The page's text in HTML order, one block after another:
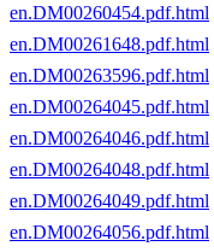
en.DM00260454.pdf.html
en.DM00261648.pdf.html
en.DM00263596.pdf.html
en.DM00264045.pdf.html
en.DM00264046.pdf.html
en.DM00264048.pdf.html
en.DM00264049.pdf.html
en.DM00264056.pdf.html